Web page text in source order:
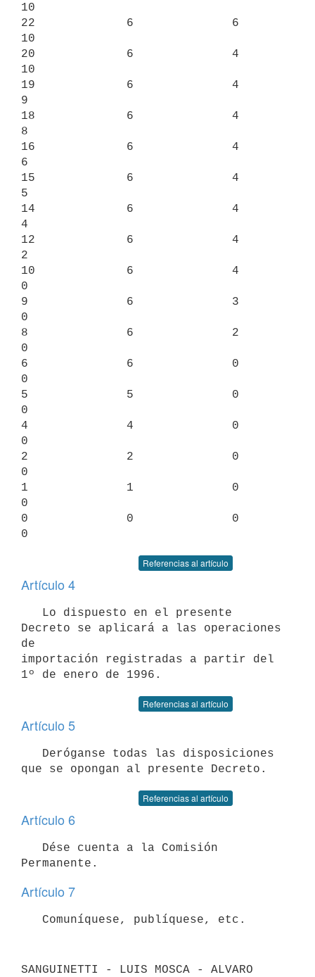
10
22             6              6
10
20             6              4
10
19             6              4
9
18             6              4
8
16             6              4
6
15             6              4
5
14             6              4
4
12             6              4
2
10             6              4
0
9              6              3
0
8              6              2
0
6              6              0
0
5              5              0
0
4              4              0
0
2              2              0
0
1              1              0
0
0              0              0
Referencias al artículo
Artículo 4
Decreto se aplicará a las operaciones
de
importación registradas a partir del
Referencias al artículo
Artículo 5
Referencias al artículo
Artículo 6
Artículo 7
SANGUINETTI - LUIS MOSCA - ALVARO